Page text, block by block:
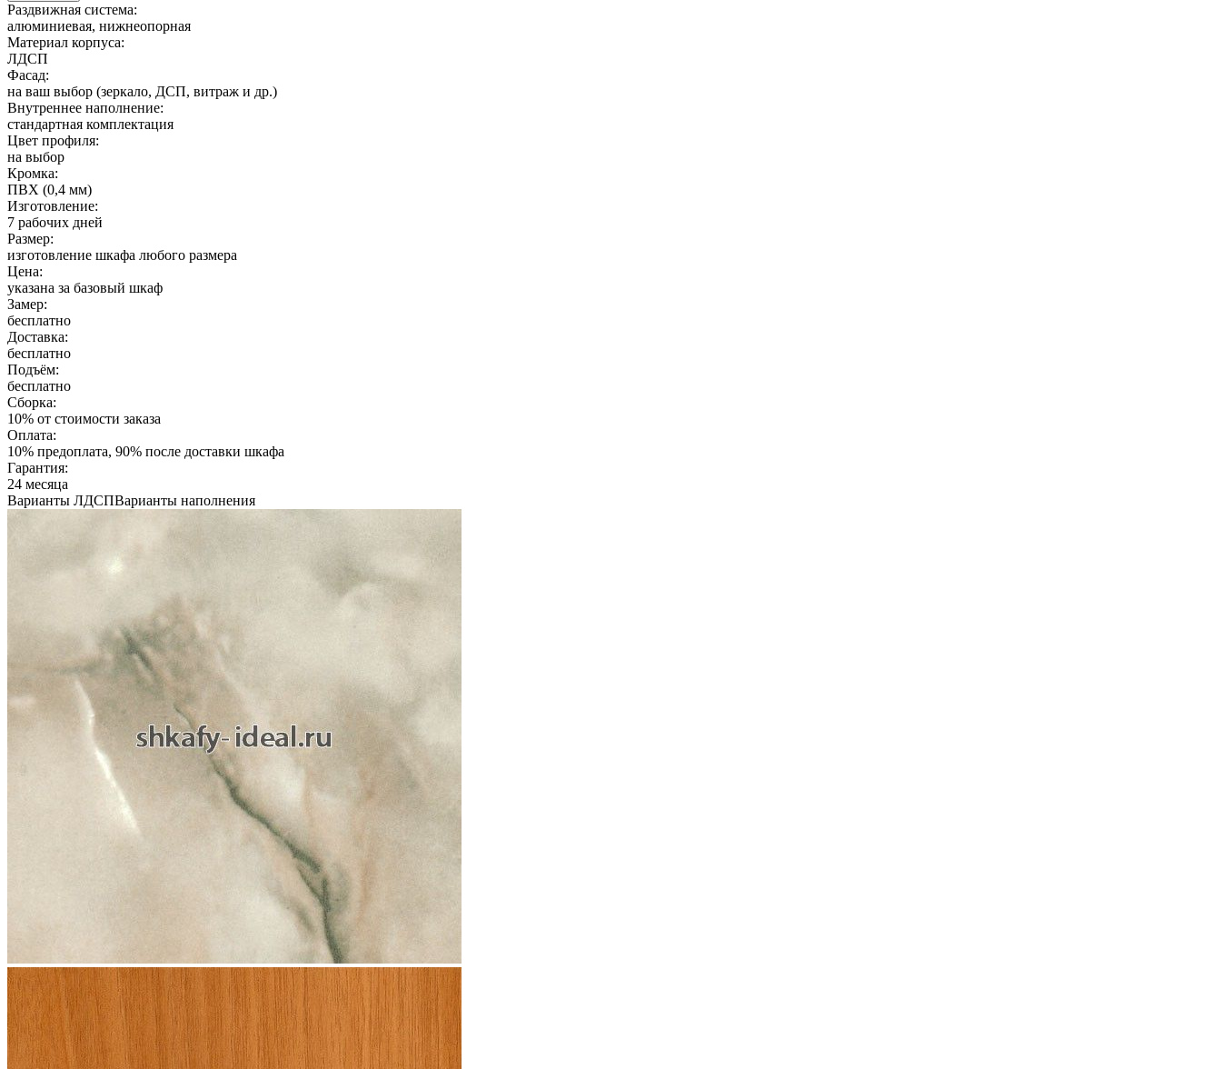
Раздвижная система:
алюминиевая, нижнеопорная
Материал корпуса:
ЛДСП
Фасад:
на ваш выбор (зеркало, ДСП, витраж и др.)
Внутреннее наполнение:
стандартная комплектация
Цвет профиля:
на выбор
Кромка:
ПВХ (0,4 мм)
Изготовление:
7 рабочих дней
Размер:
изготовление шкафа любого размера
Цена:
указана за базовый шкаф
Замер:
бесплатно
Доставка:
бесплатно
Подъём:
бесплатно
Сборка:
10% от стоимости заказа
Оплата:
10% предоплата, 90% после доставки шкафа
Гарантия:
24 месяца
Варианты ЛДСПВарианты наполнения